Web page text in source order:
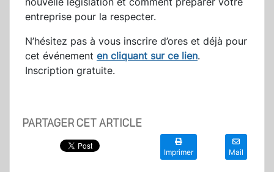
entreprise pour la respecter.
N’hésitez pas à vous inscrire d’ores et déjà pour
cet événement en cliquant sur ce lien.
Inscription gratuite.
PARTAGER CET ARTICLE
Imprimer Mail